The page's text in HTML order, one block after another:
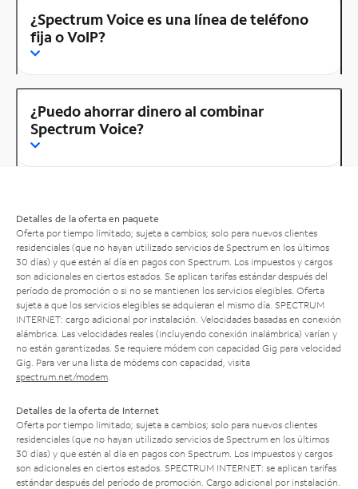
¿Spectrum Voice es una línea de teléfono
fija o VoIP?
¿Puedo ahorrar dinero al combinar
Spectrum Voice?
Detalles de la oferta en paquete
Oferta por tiempo limitado; sujeta a cambios; solo para nuevos clientes
residenciales (que no hayan utilizado servicios de Spectrum en los últimos
30 días) y que estén al día en pagos con Spectrum. Los impuestos y cargos
son adicionales en ciertos estados. Se aplican tarifas estándar después del
período de promoción o si no se mantienen los servicios elegibles. Oferta
sujeta a que los servicios elegibles se adquieran el mismo día. SPECTRUM
INTERNET: cargo adicional por instalación. Velocidades basadas en conexión
alámbrica. Las velocidades reales (incluyendo conexión inalámbrica) varían y
no están garantizadas. Se requiere módem con capacidad Gig para velocidad
Gig. Para ver una lista de módems con capacidad, visita
spectrum.net/modem
Detalles de la oferta de Internet
Oferta por tiempo limitado; sujeta a cambios; solo para nuevos clientes
residenciales (que no hayan utilizado servicios de Spectrum en los últimos
30 días) y que estén al día en pagos con Spectrum. Los impuestos y cargos
son adicionales en ciertos estados. SPECTRUM INTERNET: se aplican tarifas
estándar después del período de promoción. Cargo adicional por instalación.